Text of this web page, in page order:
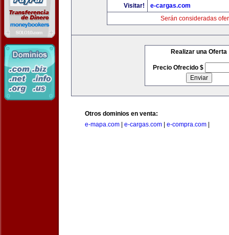
Visitar!
e-cargas.com
Serán consideradas
Realizar una Oferta
Precio Ofrecido $
Otros dominios en venta:
e-mapa.com
e-cargas.com e-compra.com